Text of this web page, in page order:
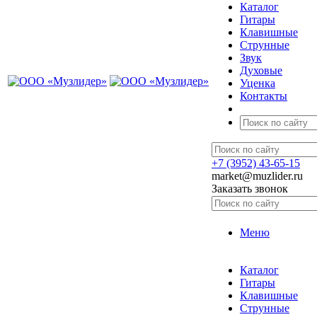
Каталог
Гитары
Клавишные
Струнные
Звук
Духовые
Уценка
Контакты
+7 (3952) 43-65-15
market@muzlider.ru
Заказать звонок
Меню
Каталог
Гитары
Клавишные
Струнные